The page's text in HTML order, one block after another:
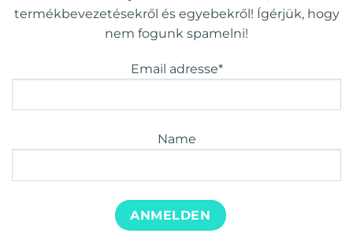
termékbevezetésekről és egyebekről! Ígérjük, hogy
nem fogunk spamelni!
Email adresse*
Name